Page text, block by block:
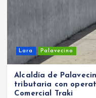
Lara Palavecino
Alcaldía de
tributaria con
Comercial Traki